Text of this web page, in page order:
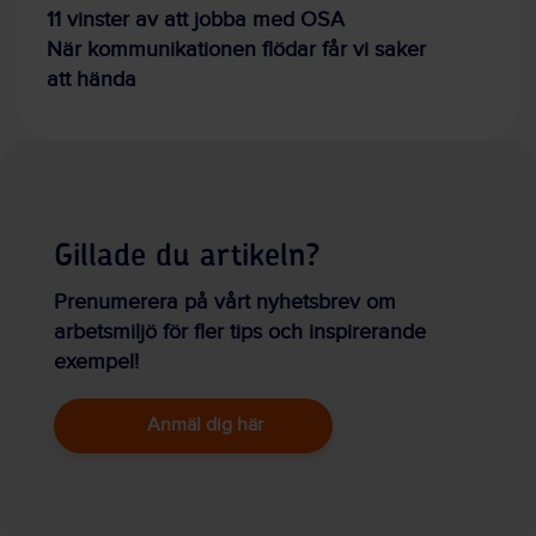
11 vinster av att jobba med OSA
När kommunikationen flödar får vi saker
att hända
Gillade du artikeln?
Prenumerera på vårt nyhetsbrev om
arbetsmiljö för fler tips och inspirerande
exempel!
Anmäl dig här